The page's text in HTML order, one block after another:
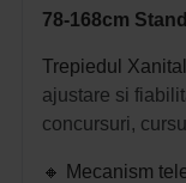
78-168cm
Trepiedul
ajustare si
concursuri,
🔸
Mecanism